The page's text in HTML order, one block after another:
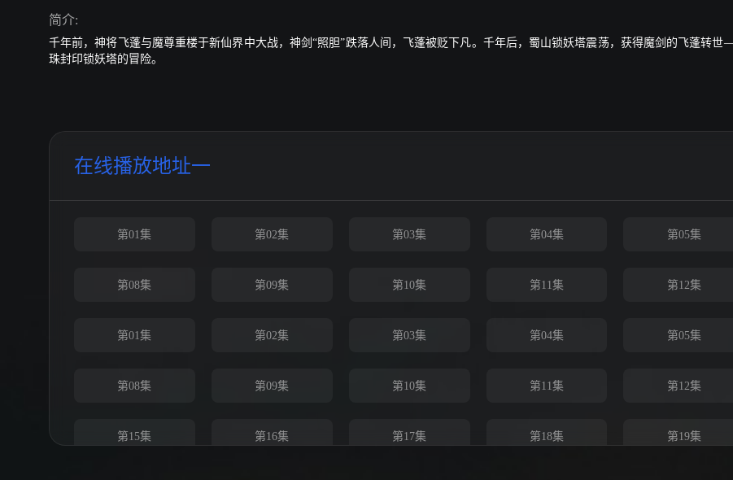
简介:
千年前，神将飞蓬与魔尊重楼于新仙界中大战，神剑“照胆”跌落人间，飞蓬被贬下凡。千年后，蜀山锁妖塔震荡，获得魔剑的飞蓬转
珠封印锁妖塔的冒险。
在线播放地址一
第01集 第02集 第03集 第04集 第05集
第08集 第09集 第10集 第11集 第12集
第01集 第02集 第03集 第04集 第05集
第08集 第09集 第10集 第11集 第12集
第15集 第16集 第17集 第18集 第19集